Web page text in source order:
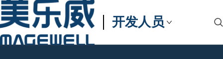
开发人员